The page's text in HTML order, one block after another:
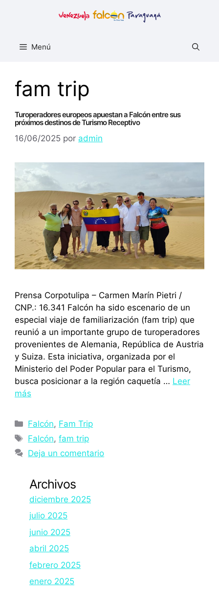
Menú
fam trip
Turoperadores europeos apuestan a Falcón entre sus
próximos destinos de Turismo Receptivo
16/06/2025 por admin
Prensa Corpotulipa – Carmen Marín Pietri /
CNP.: 16.341 Falcón ha sido escenario de un
especial viaje de familiarización (fam trip) que
reunió a un importante grupo de turoperadores
provenientes de Alemania, República de Austria
y Suiza. Esta iniciativa, organizada por el
Ministerio del Poder Popular para el Turismo,
busca posicionar a la región caquetía … Leer
más
Categorías
Falcón, Fam Trip
Etiquetas
Falcón,fam trip
Deja un comentario
Archivos
diciembre 2025
julio 2025
junio 2025
abril 2025
febrero 2025
enero 2025